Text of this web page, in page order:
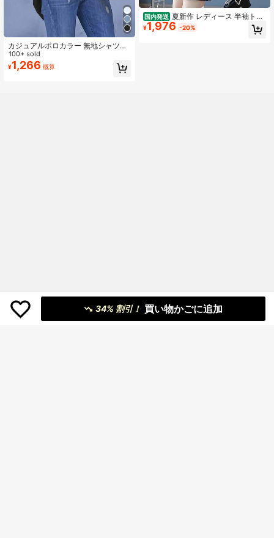
カジュアルポロカラー 無地シャツ、
多用途でスリム、通勤に適していま
す、春夏秋 ブラック
100+ sold
¥1,266 概算
国内発送 夏新作 レディース 半袖トッ
プス シフォンブラウス 七分袖 ゆっ
たり 丸首 ドルマン袖 着痩せ 薄手 通
¥1,976 -20%
34% 割引！ 買い物かごに追加